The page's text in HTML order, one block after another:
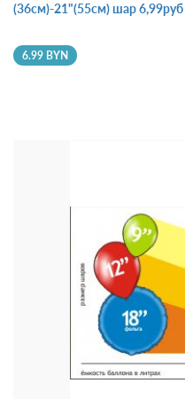
(36см)-21"(55см) шар 6,99руб
6.99 BYN